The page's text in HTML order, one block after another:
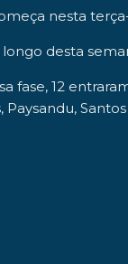
nesta
desta
fase, 12